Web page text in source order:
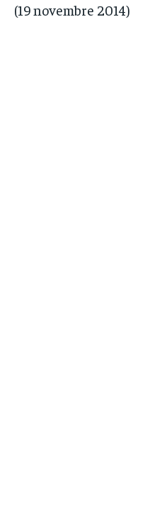
(19 novembre 2014)